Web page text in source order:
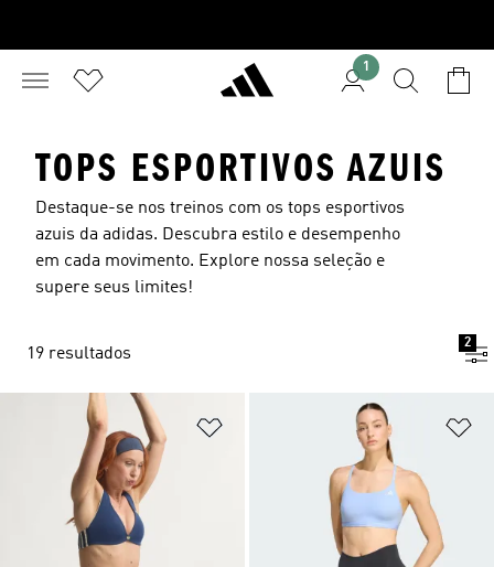
1
TOPS ESPORTIVOS AZUIS
Destaque-se nos treinos com os tops esportivos
azuis da adidas. Descubra estilo e desempenho
em cada movimento. Explore nossa seleção e
supere seus limites!
19 resultados
2
Adicionar à Lista de Desejos